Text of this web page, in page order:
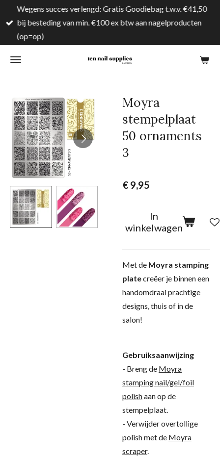
direct
naar
hoofdinhoud
Wegens succes verlengd: Gratis Goodiebag t.w.v. €41,50
bij besteding van min. €100 ex btw aan nagelproducten
(op=op)
Moyra
stempelplaat
50 ornaments
3
€ 9,95
In
winkelwagen
Met de Moyra stamping
platecreëer je binnen een
handomdraai prachtige
designs, thuis of in de
salon!
Gebruiksaanwijzing
- Breng de Moyra
stamping nail/gel/foil
polishaan op de
stempelplaat.
- Verwijder overtollige
polish met de Moyra
scraper.